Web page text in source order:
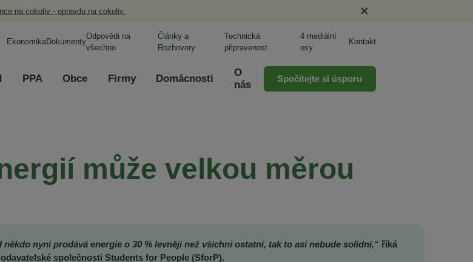
na cokoliv - opravdu na cokoliv.
EkonomikaDokumenty
Odpovědi na
všechno
Články a
Rozhovory
Technická
připravenost
4 mediální
osy
Kontakt
PPA Obce Firmy Domácnosti
O
nás
Spočítejte si úsporu
může velkou měrou
nyní prodává energie o 30 % levněji než všichni ostatní, tak to asi nebude solidní,“ říká
společnosti Students for People (SforP).